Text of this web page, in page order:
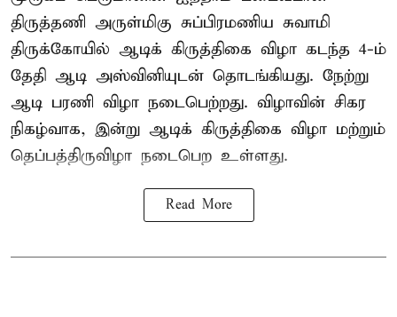
திருத்தணி அருள்மிகு சுப்பிரமணிய சுவாமி
திருக்கோயில் ஆடிக் கிருத்திகை விழா கடந்த 4-ம்
தேதி ஆடி அஸ்வினியுடன் தொடங்கியது. நேற்று
ஆடி பரணி விழா நடைபெற்றது. விழாவின் சிகர
நிகழ்வாக, இன்று ஆடிக் கிருத்திகை விழா மற்றும்
தெப்பத்திருவிழா நடைபெற உள்ளது.
Read More